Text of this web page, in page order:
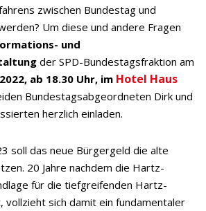
zwischen Bundestag und
Um diese und andere Fragen
und
der SPD-Bundestagsfraktion am
ab 18.30 Uhr, im Hotel Haus
Bundestagsabgeordneten Dirk und
herzlich einladen.
soll das neue Bürgergeld die alte
20 Jahre nachdem die Hartz-
für die tiefgreifenden Hartz-
vollzieht sich damit ein fundamentaler